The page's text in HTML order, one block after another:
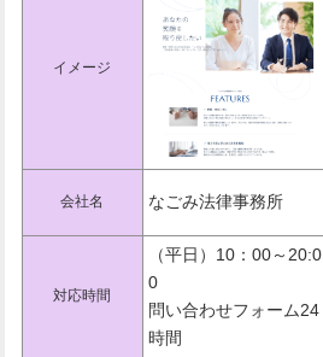
イメージ
会社名 なごみ法律事務所
対応時間
（平日）10：00～20:0
0
問い合わせフォーム24
時間